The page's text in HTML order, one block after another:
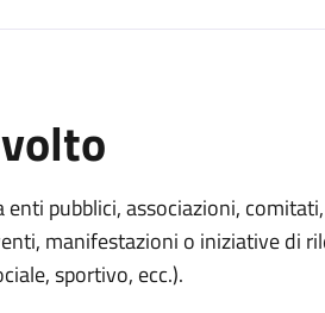
enti pubblici, associazioni,
manifestazioni o iniziative di
sportivo, ecc.).